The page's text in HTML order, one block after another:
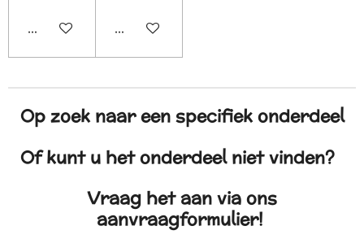
In winkelwagenIn winkelwagen
Op zoek naar een specifiek onderdeel
Of kunt u het onderdeel niet vinden?
Vraag het aan via ons
aanvraagformulier!